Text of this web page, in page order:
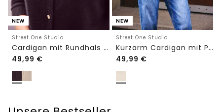
NEW
Street One Studio
Cardigan mit Rundhals und Knöpfen
49,99 €
NEW
Street One Studio
Kurzarm Cardigan mit Polokragen
49,99 €